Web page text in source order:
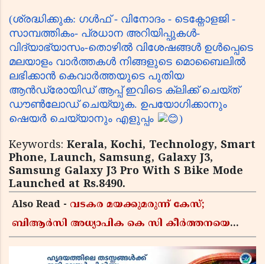
(ശ്രദ്ധിക്കുക: ഗൾഫ് - വിനോദം - ടെക്നോളജി -
സാമ്പത്തികം- പ്രധാന അറിയിപ്പുകൾ-
വിദ്യാഭ്യാസം-തൊഴിൽ വിശേഷങ്ങൾ ഉൾപ്പെടെ
മലയാളം വാർത്തകൾ നിങ്ങളുടെ മൊബൈലിൽ
ലഭിക്കാൻ കെവാർത്തയുടെ പുതിയ
ആൻഡ്രോയിഡ് ആപ്പ് ഇവിടെ ക്ലിക്ക് ചെയ്ത്
ഡൗൺലോഡ് ചെയ്യുക. ഉപയോഗിക്കാനും
ഷെയർ ചെയ്യാനും എളുപ്പം
)
Keywords: Kerala, Kochi, Technology, Smart
Phone, Launch, Samsung, Galaxy J3,
Samsung Galaxy J3 Pro With S Bike Mode
Launched at Rs.8490.
Also Read - വടകര മയക്കുമരുന്ന് കേസ്;
ബിആർസി അധ്യാപിക കെ സി കീർത്തനയെ